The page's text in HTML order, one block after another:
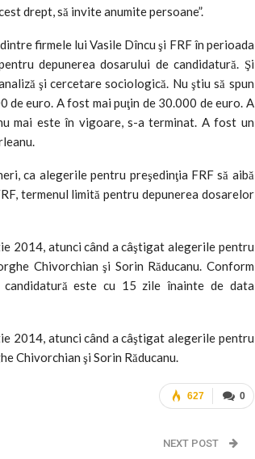
drept, să invite anumite persoane”.
firmele lui Vasile Dîncu şi FRF în perioada
depunerea dosarului de candidatură. Şi
şi cercetare sociologică. Nu ştiu să spun
de euro. A fost mai puţin de 30.000 de euro. A
mai este în vigoare, s-a terminat. A fost un
ca alegerile pentru preşedinţia FRF să aibă
termenul limită pentru depunerea dosarelor
2014, atunci când a câştigat alegerile pentru
Chivorchian şi Sorin Răducanu. Conform
este cu 15 zile înainte de data
2014, atunci când a câştigat alegerile pentru
Chivorchian şi Sorin Răducanu.
0
627
NEXT POST